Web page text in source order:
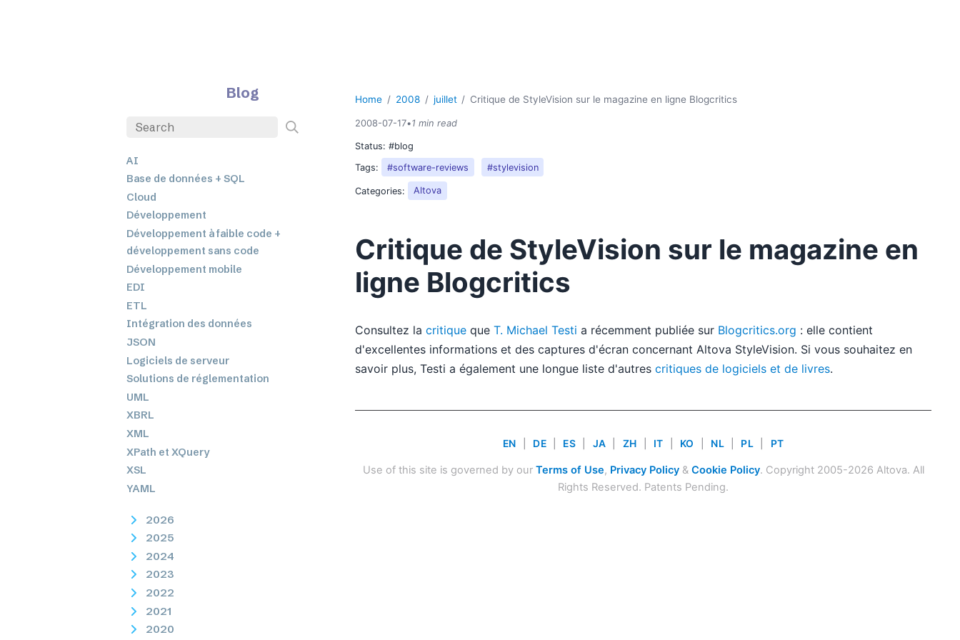
Blog
AI
Base de données + SQL
Cloud
Développement
Développement à faible code +
développement sans code
Développement mobile
EDI
ETL
Intégration des données
JSON
Logiciels de serveur
Solutions de réglementation
UML
XBRL
XML
XPath et XQuery
XSL
YAML
2026
2025
2024
2023
2022
2021
2020
Home 2008 juillet Critique de StyleVision sur le magazine en ligne Blogcritics
2008-07-17•1 min read
Status:#blog
Tags:
#software-reviews #stylevision
Categories: Altova
Critique de StyleVision sur le magazine en
ligne Blogcritics
Consultez lacritique queT. Michael Testi a récemment publiée sur Blogcritics.org : elle contient
d'excellentes informations et des captures d'écran concernant Altova StyleVision. Si vous souhaitez en
savoir plus, Testi a également une longue liste d'autrescritiques de logiciels et de livres.
EN DE ES JA ZH IT KO NL PL PT
Use of this site is governed by our Terms of Use, Privacy Policy& Cookie Policy. Copyright 2005-2026 Altova. All
Rights Reserved. Patents Pending.